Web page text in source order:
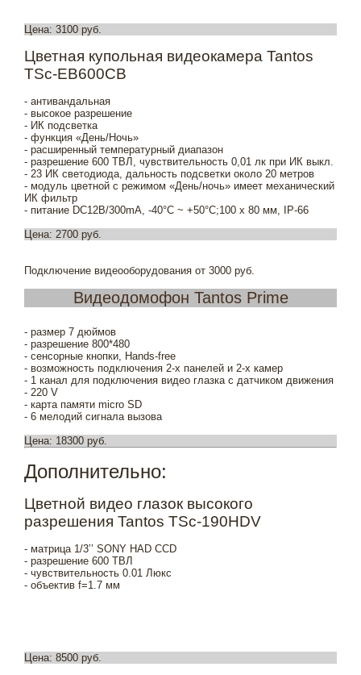
Цена: 3100 руб.
Цветная купольная видеокамера Tantos
TSc-EB600CB
- антивандальная
- высокое разрешение
- ИК подсветка
- функция «День/Ночь»
- расширенный температурный диапазон
- разрешение 600 ТВЛ, чувствительность 0,01 лк при ИК выкл.
- 23 ИК светодиода, дальность подсветки около 20 метров
- модуль цветной с режимом «День/ночь» имеет механический
ИК фильтр
- питание DC12В/300mA, -40°С ~ +50°С;100 x 80 мм, IP-66
Цена: 2700 руб.
Подключение видеооборудования от 3000 руб.
Видеодомофон Tantos Prime
- размер 7 дюймов
- разрешение 800*480
- сенсорные кнопки, Hands-free
- возможность подключения 2-х панелей и 2-х камер
- 1 канал для подключения видео глазка с датчиком движения
- 220 V
- карта памяти micro SD
- 6 мелодий сигнала вызова
Цена: 18300 руб.
Дополнительно:
Цветной видео глазок высокого
разрешения Tantos TSc-190HDV
- матрица 1/3’’ SONY HAD CCD
- разрешение 600 ТВЛ
- чувствительность 0.01 Люкс
- объектив f=1.7 мм
Цена: 8500 руб.